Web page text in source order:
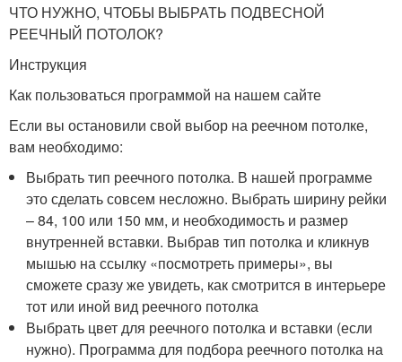
ЧТО НУЖНО, ЧТОБЫ ВЫБРАТЬ ПОДВЕСНОЙ
РЕЕЧНЫЙ ПОТОЛОК?
Инструкция
Как пользоваться программой на нашем сайте
Если вы остановили свой выбор на реечном потолке,
вам необходимо:
Выбрать тип реечного потолка. В нашей программе
это сделать совсем несложно. Выбрать ширину рейки
– 84, 100 или 150 мм, и необходимость и размер
внутренней вставки. Выбрав тип потолка и кликнув
мышью на ссылку «посмотреть примеры», вы
сможете сразу же увидеть, как смотрится в интерьере
тот или иной вид реечного потолка
Выбрать цвет для реечного потолка и вставки (если
нужно). Программа для подбора реечного потолка на